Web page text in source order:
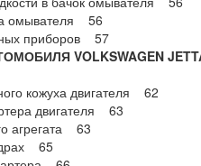
омывателя 56
приборов 57
VOLKSWAGEN
кожуха двигателя 62
двигателя 63
агрегата 63
65